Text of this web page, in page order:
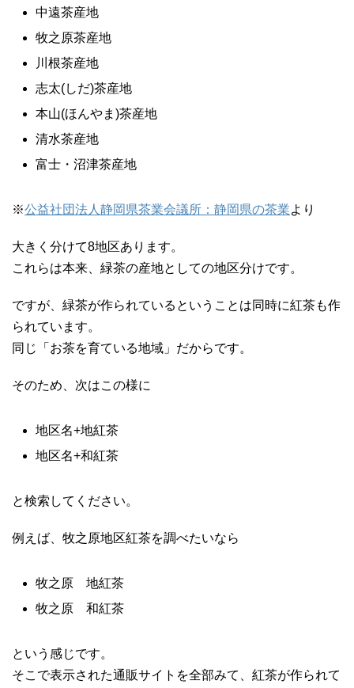
中遠茶産地
牧之原茶産地
川根茶産地
志太(しだ)茶産地
本山(ほんやま)茶産地
清水茶産地
富士・沼津茶産地
※公益社団法人静岡県茶業会議所：静岡県の茶業より
大きく分けて8地区あります。
これらは本来、緑茶の産地としての地区分けです。
ですが、緑茶が作られているということは同時に紅茶も作
られています。
同じ「お茶を育ている地域」だからです。
そのため、次はこの様に
地区名+地紅茶
地区名+和紅茶
と検索してください。
例えば、牧之原地区紅茶を調べたいなら
牧之原 地紅茶
牧之原 和紅茶
という感じです。
そこで表示された通販サイトを全部みて、紅茶が作られて